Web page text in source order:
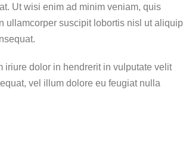
Ut wisi enim ad minim veniam, quis
ullamcorper suscipit lobortis nisl ut aliquip
iriure dolor in hendrerit in vulputate velit
vel illum dolore eu feugiat nulla